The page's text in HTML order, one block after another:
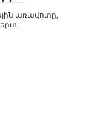
առավոտը,